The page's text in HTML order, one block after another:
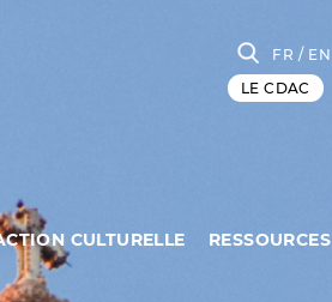
FR / EN
LE CDAC
CULTURELLE RESSOURCES